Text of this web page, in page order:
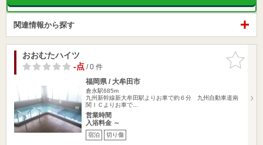
関連情報から探す
お気に入
りに追加
おおむたハイツ
-点/ 0 件
福岡県 / 大牟田市
倉永駅685m
九州新幹線新大牟田駅よりお車で約６分 九州自動車道南
関ＩＣよりお車で…
営業時間
入浴料金 ～
宿泊 切り傷